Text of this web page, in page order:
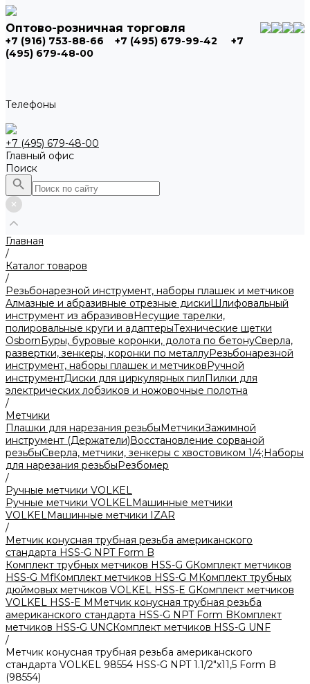
Оптово-розничная торговля
+7 (916) 753-88-66 +7 (495) 679-99-42
+7
(495) 679-48-00
Телефоны
+7 (495) 679-48-00
Главный офис
Поиск
Главная
/
Каталог товаров
/
Резьбонарезной инструмент, наборы плашек и метчиков
Алмазные и абразивные отрезные дискиШлифовальный
инструмент из абразивовНесущие тарелки,
полировальные круги и адаптерыТехнические щетки
OsbornБуры, буровые коронки, долота по бетонуСверла,
развертки, зенкеры, коронки по металлуРезьбонарезной
инструмент, наборы плашек и метчиковРучной
инструментДиски для циркулярных пилПилки для
электрических лобзиков и ножовочные полотна
/
Метчики
Плашки для нарезания резьбыМетчикиЗажимной
инструмент (Держатели)Восстановление сорваной
резьбыСверла, метчики, зенкеры с хвостовиком 1/4;Наборы
для нарезания резьбыРезбомер
/
Ручные метчики VOLKEL
Ручные метчики VOLKELМашинные метчики
VOLKELМашинные метчики IZAR
/
Метчик конусная трубная резьба американского
стандарта HSS-G NPT Form B
Комплект трубных метчиков HSS-G GКомплект метчиков
HSS-G MfКомплект метчиков HSS-G MКомплект трубных
дюймовых метчиков VOLKEL HSS-E GКомплект метчиков
VOLKEL HSS-E MМетчик конусная трубная резьба
американского стандарта HSS-G NPT Form BКомплект
метчиков HSS-G UNCКомплект метчиков HSS-G UNF
/
Метчик конусная трубная резьба американского
стандарта VOLKEL 98554 HSS-G NPT 1.1/2"х11,5 Form B
(98554)